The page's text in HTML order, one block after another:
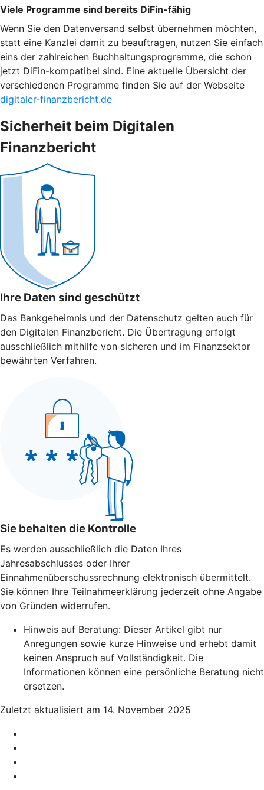
Viele Programme sind bereits DiFin-fähig
Wenn Sie den Datenversand selbst übernehmen möchten,
statt eine Kanzlei damit zu beauftragen, nutzen Sie einfach
eins der zahlreichen Buchhaltungsprogramme, die schon
jetzt DiFin-kompatibel sind. Eine aktuelle Übersicht der
verschiedenen Programme finden Sie auf der Webseite
digitaler-finanzbericht.de
Sicherheit beim Digitalen
Finanzbericht
Ihre Daten sind geschützt
Das Bankgeheimnis und der Datenschutz gelten auch für
den Digitalen Finanzbericht. Die Übertragung erfolgt
ausschließlich mithilfe von sicheren und im Finanzsektor
bewährten Verfahren.
Sie behalten die Kontrolle
Es werden ausschließlich die Daten Ihres
Jahresabschlusses oder Ihrer
Einnahmenüberschussrechnung elektronisch übermittelt.
Sie können Ihre Teilnahmeerklärung jederzeit ohne Angabe
von Gründen widerrufen.
Hinweis auf Beratung: Dieser Artikel gibt nur
Anregungen sowie kurze Hinweise und erhebt damit
keinen Anspruch auf Vollständigkeit. Die
Informationen können eine persönliche Beratung nicht
ersetzen.
Zuletzt aktualisiert am 14. November 2025